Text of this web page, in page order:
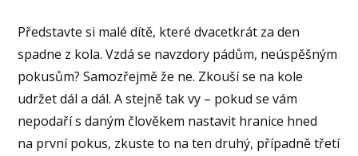
Představte si malé dítě, které dvacetkrát za den
spadne z kola. Vzdá se navzdory pádům, neúspěšným
pokusům? Samozřejmě že ne. Zkouší se na kole
udržet dál a dál. A stejně tak vy – pokud se vám
nepodaří s daným člověkem nastavit hranice hned
na první pokus, zkuste to na ten druhý, případně třetí